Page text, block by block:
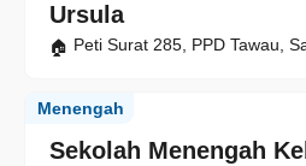
Ursula
Peti Surat 285, PPD Tawau,
Sekolah Menengah
Menengah